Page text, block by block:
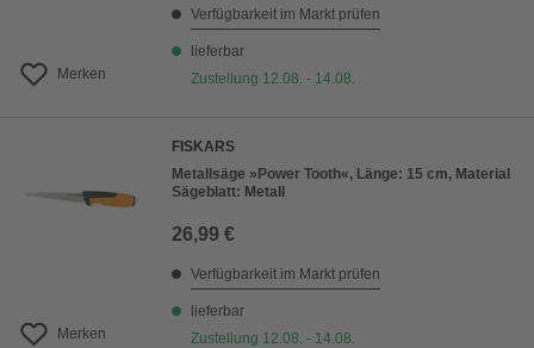
Merken
Verfügbarkeit im Markt prüfen
lieferbar
Zustellung 12.08. - 14.08.
Merken
FISKARS
Metallsäge »Power Tooth«, Länge: 15 cm, Material
Sägeblatt: Metall
26,99 €
Verfügbarkeit im Markt prüfen
lieferbar
Zustellung 12.08. - 14.08.